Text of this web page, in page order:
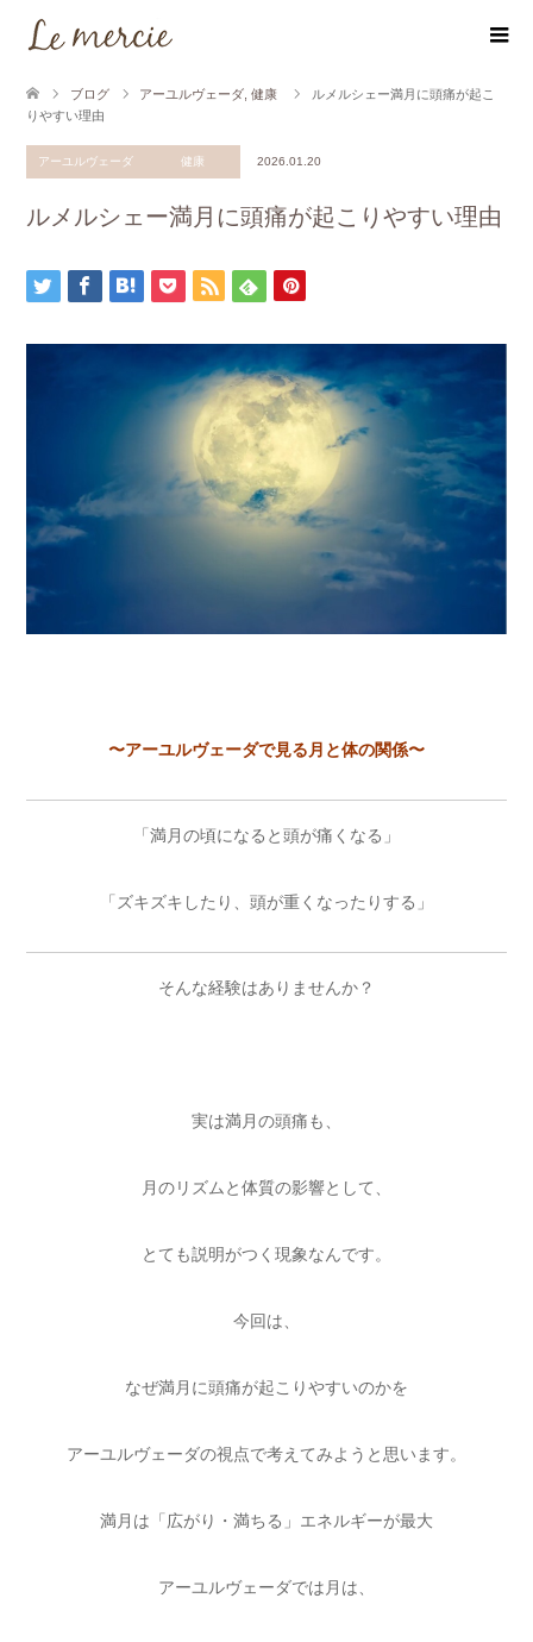
ブログ アーユルヴェーダ 健康
ルメルシェー満月に頭痛が起こ
りやすい理由
アーユルヴェーダ 健康 2026.01.20
ルメルシェー満月に頭痛が起こりやすい理由
〜アーユルヴェーダで見る月と体の関係〜
「満月の頃になると頭が痛くなる」
「ズキズキしたり、頭が重くなったりする」
そんな経験はありませんか？
実は満月の頭痛も、
月のリズムと体質の影響として、
とても説明がつく現象なんです。
今回は、
なぜ満月に頭痛が起こりやすいのかを
アーユルヴェーダの視点で考えてみようと思います。
満月は「広がり・満ちる」エネルギーが最大
アーユルヴェーダでは月は、